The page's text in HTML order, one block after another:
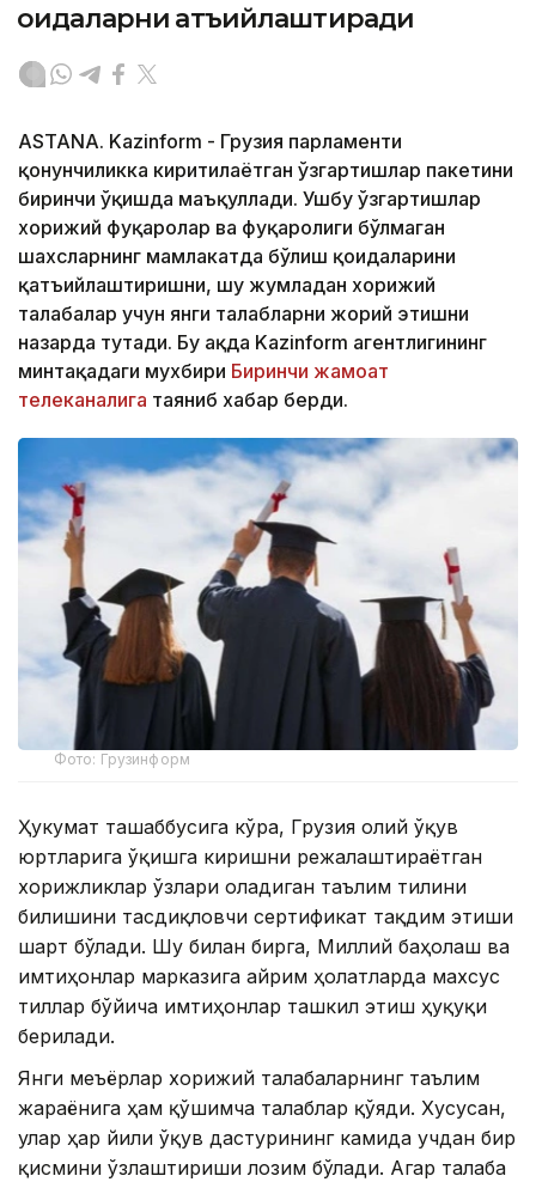
қоидаларни қатъийлаштиради
ASTANA. Kazinform - Грузия парламенти
қонунчиликка киритилаётган ўзгартишлар пакетини
биринчи ўқишда маъқуллади. Ушбу ўзгартишлар
хорижий фуқаролар ва фуқаролиги бўлмаган
шахсларнинг мамлакатда бўлиш қоидаларини
қатъийлаштиришни, шу жумладан хорижий
талабалар учун янги талабларни жорий этишни
назарда тутади. Бу ҳақда Kazinform агентлигининг
минтақадаги мухбири Биринчи жамоат
телеканалига таяниб хабар берди.
Фото: Грузинформ
Ҳукумат ташаббусига кўра, Грузия олий ўқув
юртларига ўқишга киришни режалаштираётган
хорижликлар ўзлари оладиган таълим тилини
билишини тасдиқловчи сертификат тақдим этиши
шарт бўлади. Шу билан бирга, Миллий баҳолаш ва
имтиҳонлар марказига айрим ҳолатларда махсус
тиллар бўйича имтиҳонлар ташкил этиш ҳуқуқи
берилади.
Янги меъёрлар хорижий талабаларнинг таълим
жараёнига ҳам қўшимча талаблар қўяди. Хусусан,
улар ҳар йили ўқув дастурининг камида учдан бир
қисмини ўзлаштириши лозим бўлади. Агар талаба